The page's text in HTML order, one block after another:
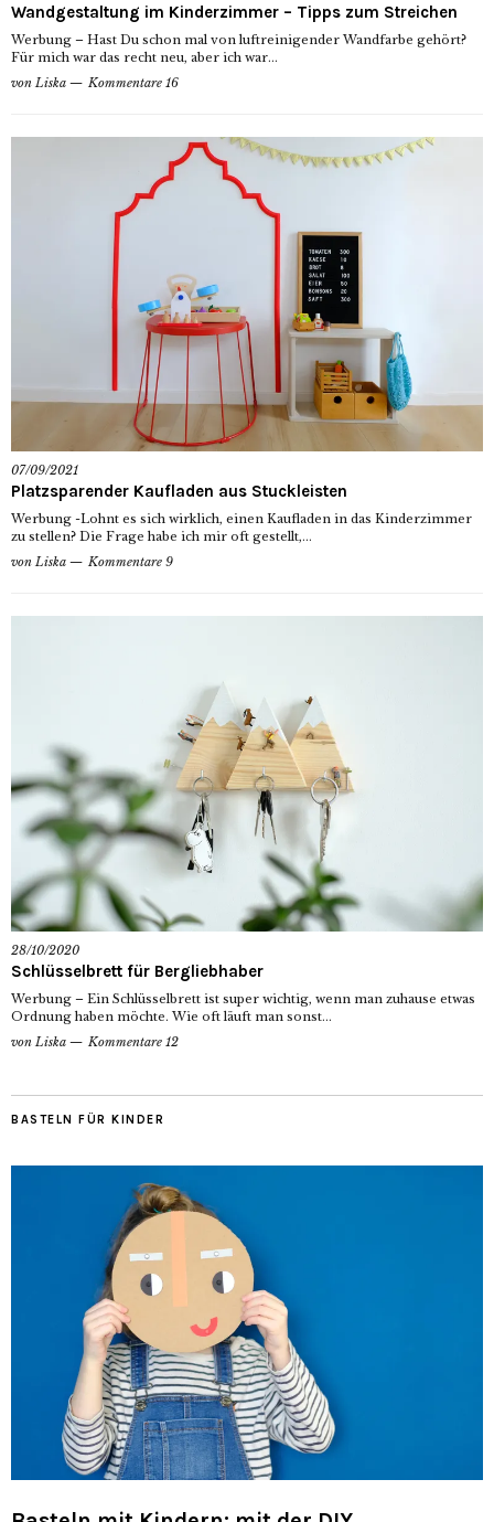
Wandgestaltung im Kinderzimmer – Tipps zum Streichen
Werbung – Hast Du schon mal von luftreinigender Wandfarbe gehört?
Für mich war das recht neu, aber ich war...
von Liska Kommentare 16
07/09/2021
Platzsparender Kaufladen aus Stuckleisten
Werbung -Lohnt es sich wirklich, einen Kaufladen in das Kinderzimmer
zu stellen? Die Frage habe ich mir oft gestellt,...
von Liska Kommentare 9
28/10/2020
Schlüsselbrett für Bergliebhaber
Werbung – Ein Schlüsselbrett ist super wichtig, wenn man zuhause etwas
Ordnung haben möchte. Wie oft läuft man sonst...
von Liska Kommentare 12
BASTELN FÜR KINDER